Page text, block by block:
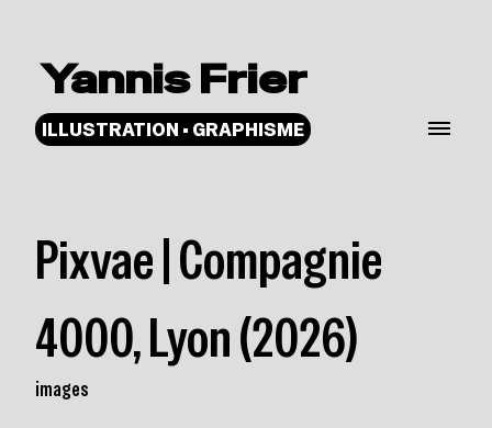
Yannis Frier
ILLUSTRATION • GRAPHISME
Pixvae | Compagnie
4000, Lyon (2026)
images